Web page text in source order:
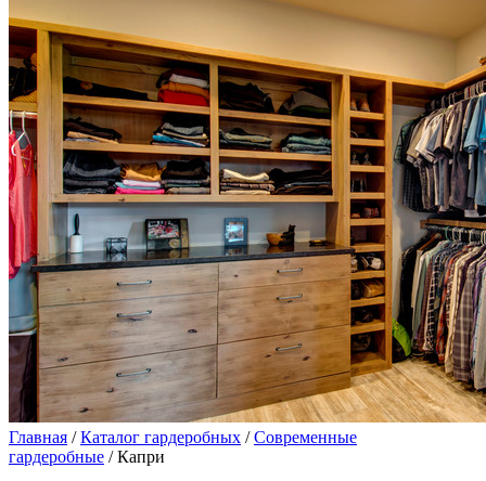
Главная /Каталог гардеробных /Современные
гардеробные / Капри